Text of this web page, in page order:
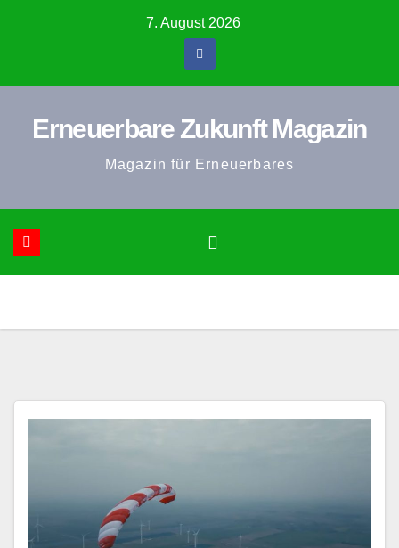
7. August 2026
Erneuerbare Zukunft Magazin
Magazin für Erneuerbares